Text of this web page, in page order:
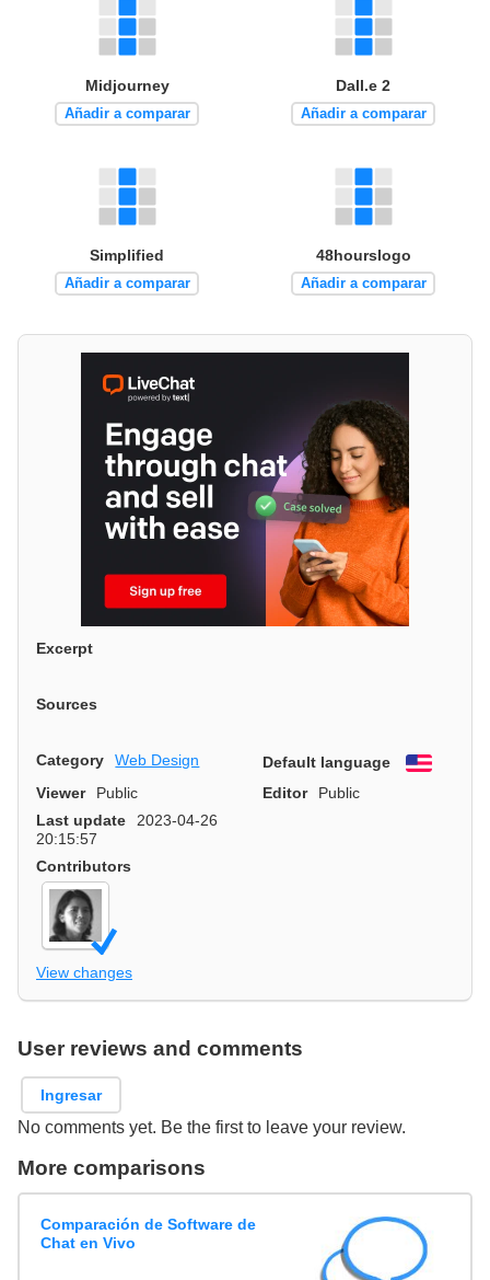
Midjourney
Añadir a comparar
Dall.e 2
Añadir a comparar
Simplified
Añadir a comparar
48hourslogo
Añadir a comparar
Excerpt
Sources
Category Web Design Default language
English
Viewer
Public Editor
Public
Last update
2023-04-26
20:15:57
Contributors
View changes
User reviews and comments
Ingresar
No comments yet. Be the first to leave your review.
More comparisons
Comparación de Software de
Chat en Vivo